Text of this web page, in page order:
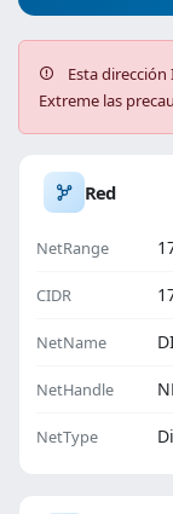
Esta
Extreme las
Red
NetRange
CIDR
NetName
NetHandle
NetType